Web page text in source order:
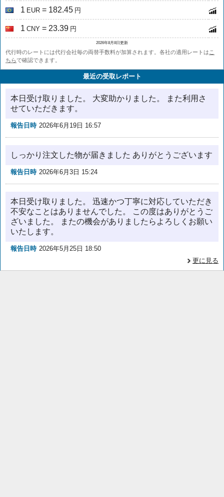
1 EUR = 182.45 円
1 CNY = 23.39 円
2026年8月8日更新
代行時のレートには代行会社毎の両替手数料が加算されます。各社の適用レートは こ
ちらで確認できます。
最近の受取レポート
本日受け取りました。 大変助かりました。 また利用さ
せていただきます。
報告日時 2026年6月19日 16:57
しっかり注文した物が届きました ありがとうございます
報告日時 2026年6月3日 15:24
本日受け取りました。 迅速かつ丁寧に対応していただき
不安なことはありませんでした。 この度はありがとうご
ざいました。 またの機会がありましたらよろしくお願い
いたします。
報告日時 2026年5月25日 18:50
更に見る